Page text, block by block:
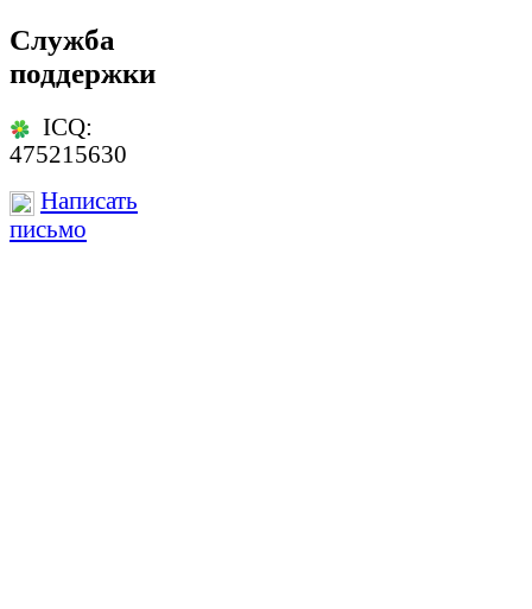
Служба
поддержки
ICQ:
475215630
Написать
письмо